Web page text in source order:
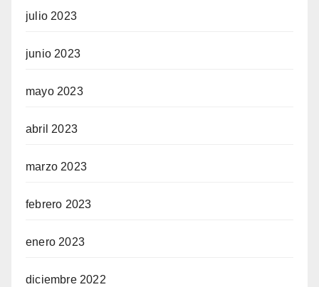
julio 2023
junio 2023
mayo 2023
abril 2023
marzo 2023
febrero 2023
enero 2023
diciembre 2022